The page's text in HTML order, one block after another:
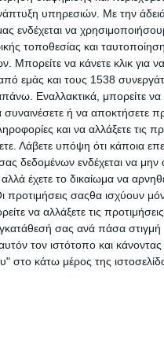
υπηρεσιών. Με την
ενδέχεται να
τοποθεσίας και
να κάνετε κλικ για να
εμάς και τους 1538
Εναλλακτικά, μπορείτε να
συναινέσετε ή να αποκτήσετε
και να αλλάξετε τις
Λάβετε υπόψη ότι κάποια
δεδομένων ενδέχεται να μην
έχετε το δικαίωμα να
προτιμήσεις σαςθα ισχύουν
να αλλάξετε τις
σας ανά πάσα στιγμή
τον ιστότοπο και κάνοντας
στο κάτω μέρος της
που κάνεις, περνάς τη ζωή σου
Όταν οι υποψήφιοι
που κάνουν, περνούν το
καλύτερο τους εαυτό για τη
που ζητούν οι εργοδότες.
https://goo.gl/jVDPnF
μπορεί να σας σώσει τη
τις πιθανότητες
dmQi7R)